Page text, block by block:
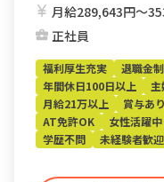
月給289,643円〜
正社員
福利厚生充実 退職金
年間休日100日以上
月給21万以上
賞与あり
AT免許OK
女性活躍中
学歴不問
未経験者歓迎